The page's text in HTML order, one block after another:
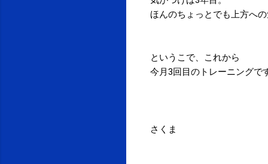
ほんのちょっとでも上方への
というこで、これから
今月3回目のトレーニングで
さくま